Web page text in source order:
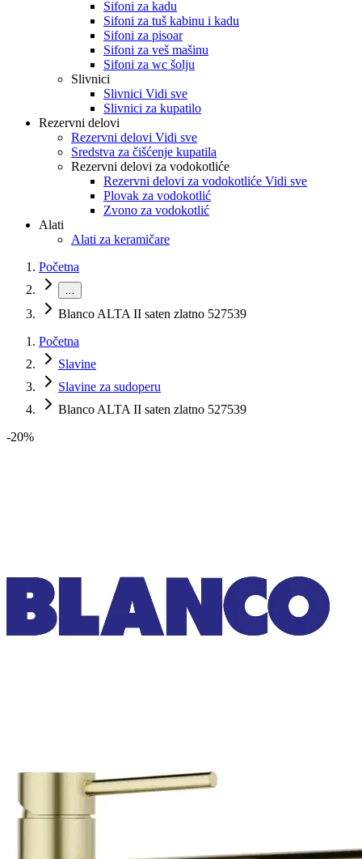
Sifoni za kadu
Sifoni za tuš kabinu i kadu
Sifoni za pisoar
Sifoni za veš mašinu
Sifoni za wc šolju
Slivnici
Slivnici Vidi sve
Slivnici za kupatilo
Rezervni delovi
Rezervni delovi Vidi sve
Sredstva za čišćenje kupatila
Rezervni delovi za vodokotliće
Rezervni delovi za vodokotliće Vidi sve
Plovak za vodokotlić
Zvono za vodokotlić
Alati
Alati za keramičare
Početna
…
Blanco ALTA II saten zlatno 527539
Početna
Slavine
Slavine za sudoperu
Blanco ALTA II saten zlatno 527539
-20%